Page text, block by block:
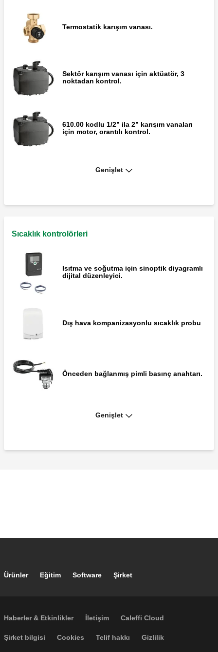
Hidrolik ayırıcı kit, DN25. 165, 166 ve167
Diferansiyel by-pass vanası.
Pompa korumalı elektronik kontrol ünitesi.
Termostatik karışım vanası.
Sektör karışım vanası için aktüatör, 3
noktadan kontrol.
610.00 kodlu 1/2” ila 2” karışım vanaları
için motor, orantılı kontrol.
YONOS PARA 25-6 RKA pompa.
WILO PARA 25/9 pompa.
Genişlet
Sıcaklık kontrolörleri
Isıtma ve soğutma için sinoptik diyagramlı
dijital düzenleyici.
Dış hava kompanizasyonlu sıcaklık probu
Önceden bağlanmış pimli basınç anahtarı.
161010 kodlu düzenleyici için aksesuarlar.
Genişlet
Footer main navigation
Ürünler Eğitim Software Şirket
Footer secondary navigation
Haberler & Etkinlikler İletişim Caleffi Cloud
Footer menu
Şirket bilgisi Cookies Telif hakkı Gizlilik